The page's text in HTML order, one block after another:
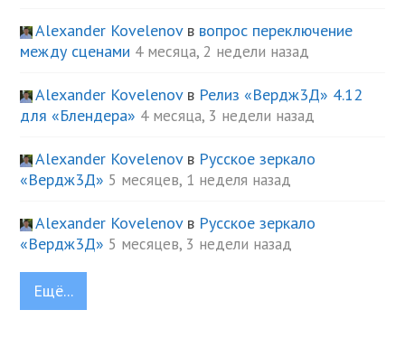
Alexander Kovelenovв вопрос переключение
между сценами 4 месяца, 2 недели назад
Alexander Kovelenovв Релиз «Вердж3Д» 4.12
для «Блендера» 4 месяца, 3 недели назад
Alexander Kovelenovв Русское зеркало
«Вердж3Д» 5 месяцев, 1 неделя назад
Alexander Kovelenovв Русское зеркало
«Вердж3Д» 5 месяцев, 3 недели назад
Ещё...